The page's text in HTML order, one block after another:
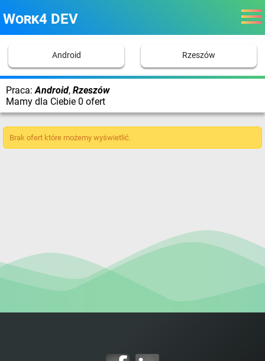
Work4 DEV
Android Rzeszów
Praca: Android, Rzeszów
Mamy dla Ciebie 0 ofert
Brak ofert które możemy wyświetlić.